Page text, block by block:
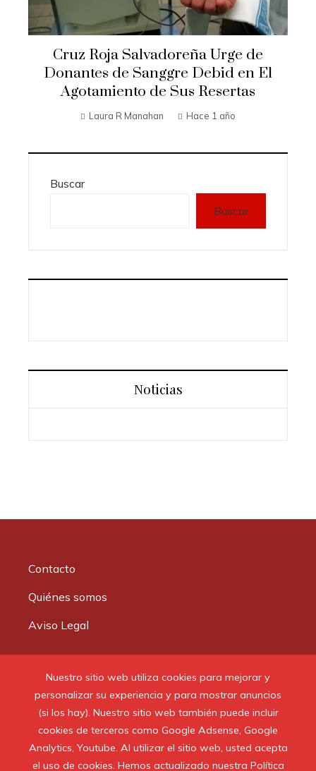
Nuestro sitio web utiliza cookies para mejorar y
personalizar su experiencia y para mostrar anuncios
(si los hay). Nuestro sitio web también puede incluir
cookies de terceros como Google Adsense, Google
Analytics, Youtube. Al utilizar el sitio web, usted acepta
el uso de cookies. Hemos actualizado nuestra Política
Cruz Roja Salvadoreña Urge de
Donantes de Sanggre Debid en El
Agotamiento de Sus Resertas
Laura R Manahan Hace 1 año
Buscar
Buscar
Noticias
Contacto
Quiénes somos
Aviso Legal
© 2020 Todos los derechos reservados.